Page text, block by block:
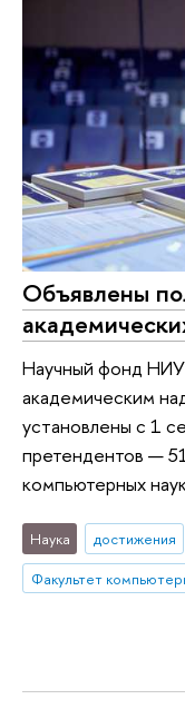
Объявлены
Научный фонд
академическим
установлены с 1
претендентов —
компьютерных
Наука достижения
Факультет